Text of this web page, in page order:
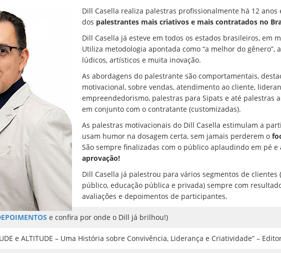
Dill Casella realiza palestras profissionalmente há 12 anos
dos palestrantes mais criativos e mais contratados no
Dill Casella já esteve em todos os estados brasileiros, em
Utiliza metodologia apontada como “a melhor do gênero”,
lúdicos, artísticos e muita inovação.
As abordagens do palestrante são comportamentais,
motivacional, sobre vendas, atendimento ao cliente,
empreendedorismo, palestras para Sipats e até palestras
em conjunto com o contratante (customizadas).
As palestras motivacionais do Dill Casella estimulam a
usam humor na dosagem certa, sem jamais perderem o
São sempre finalizadas com o público aplaudindo em pé e
aprovação!
Dill Casella já palestrou para vários segmentos de clientes
público, educação pública e privada) sempre com
avaliações e depoimentos de participantes.
e confira por onde o Dill já brilhou!)
e ALTITUDE – Uma História sobre Convivência, Liderança e Criatividade” –